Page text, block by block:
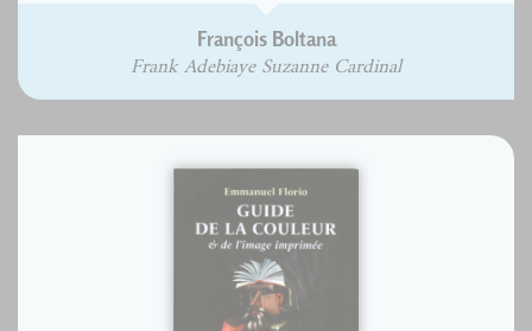
François Boltana
Frank Adebiaye Suzanne Cardinal